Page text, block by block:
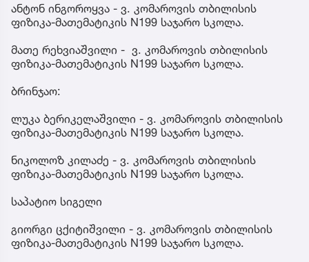
ანტონ ინგოროყვა - ვ. კომაროვის თბილისის
ფიზიკა-მათემატიკის N199 საჯარო სკოლა.
მათე რეხვიაშვილი - ვ. კომაროვის თბილისის
ფიზიკა-მათემატიკის N199 საჯარო სკოლა.
ბრინჯაო:
ლუკა ბერიკელაშვილი - ვ. კომაროვის თბილისის
ფიზიკა-მათემატიკის N199 საჯარო სკოლა.
ნიკოლოზ კილაძე - ვ. კომაროვის თბილისის
ფიზიკა-მათემატიკის N199 საჯარო სკოლა.
საპატიო სიგელი
გიორგი ცქიტიშვილი - ვ. კომაროვის თბილისის
ფიზიკა-მათემატიკის N199 საჯარო სკოლა.